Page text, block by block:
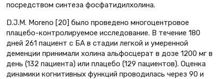
посредством синтеза фосфатидилхолина.
D.J.M. Moreno [20] было проведено многоцентровое
плацебо-контролируемое исследование. В течение 180
дней 261 пациент с БА в стадии легкой и умеренной
деменции принимали холина альфосцерат в дозе 1200 мг в
день (132 пациента) или плацебо (129 пациентов). Оценка
динамики когнитивных функций проводилась через 90 и